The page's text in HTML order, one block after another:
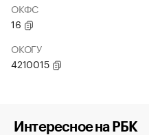
ОКФС
16
ОКОГУ
4210015
Интересное на РБК